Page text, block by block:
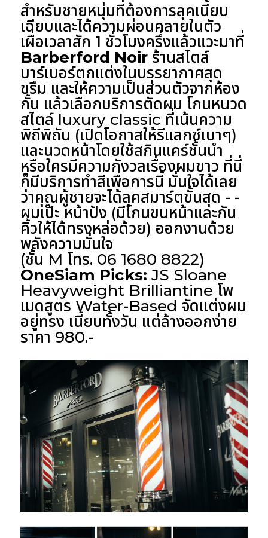
สำหรับชายหนุ่มที่ต้องการลุคเนี้ยบ
เฉียบและได้ความผ่อนคลายในตัว
เผื่อเวลาสัก 1 ชั่วโมงครึ่งแล้วแวะมาที่
Barberford Noirร้านสไตล์
บาร์เบอร์ตกแต่งในบรรยากาศสุด
ขรึม และให้ความเป็นส่วนตัวจากห้อง
กั้น แล้วเลือกบริการตัดผม โกนหนวด
สไตล์ luxury classic ที่เน้นความ
พิถีพิถัน (เปิดโอกาสให้รีแลกซ์เบาๆ)
และนวดหน้าโดยใช้สกินแคร์ชั้นนำ
หรือใครมีความกังวลเรื่องผมขาว ที่นี่
ก็มีบริการทำสีเพื่อการนี้ มั่นใจได้เลย
ว่าคุณผู้ชายจะได้ลุคสมาร์ตขั้นสุด - -
ผมเป๊ะ หน้าปัง (มีโกนขนหน้าและกัน
คิ้วให้ได้ทรงหล่อด้วย) ออกงานด้วย
พลังความมั่นใจ
(ชั้น M โทร. 06 1680 8822)
OneSiam Picks: JS Sloane
Heavyweight Brilliantine โพ
เมดสูตร Water-Based จัดแต่งผม
อยู่ทรง เนี้ยบทั้งวัน แต่ล้างออกง่าย
ราคา 980.-